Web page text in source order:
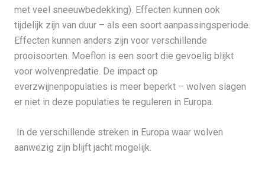
met veel sneeuwbedekking). Effecten kunnen ook
tijdelijk zijn van duur – als een soort aanpassingsperiode.
Effecten kunnen anders zijn voor verschillende
prooisoorten. Moeflon is een soort die gevoelig blijkt
voor wolvenpredatie. De impact op
everzwijnenpopulaties is meer beperkt – wolven slagen
er niet in deze populaties te reguleren in Europa.
In de verschillende streken in Europa waar wolven
aanwezig zijn blijft jacht mogelijk.